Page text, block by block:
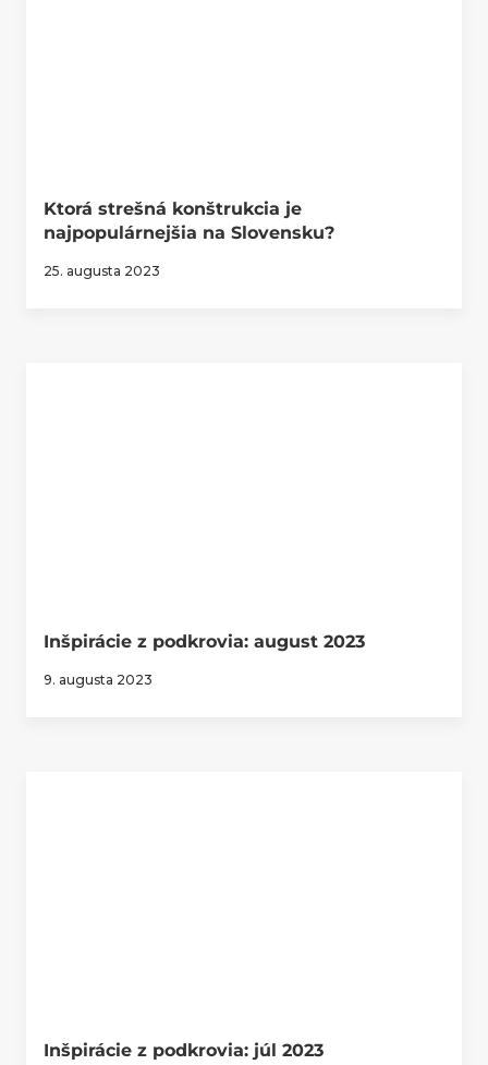
Ktorá strešná konštrukcia je
najpopulárnejšia na Slovensku?
25. augusta 2023
Inšpirácie z podkrovia: august 2023
9. augusta 2023
Inšpirácie z podkrovia: júl 2023